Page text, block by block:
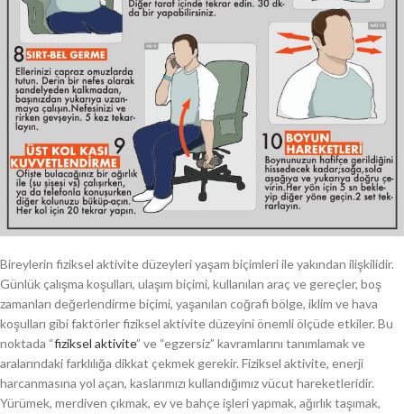
Bireylerin fiziksel aktivite düzeyleri yaşam biçimleri ile yakından ilişkilidir.
Günlük çalışma koşulları, ulaşım biçimi, kullanılan araç ve gereçler, boş
zamanları değerlendirme biçimi, yaşanılan coğrafi bölge, iklim ve hava
koşulları gibi faktörler fiziksel aktivite düzeyini önemli ölçüde etkiler. Bu
noktada “fiziksel aktivite” ve “egzersiz” kavramlarını tanımlamak ve
aralarındaki farklılığa dikkat çekmek gerekir. Fiziksel aktivite, enerji
harcanmasına yol açan, kaslarımızı kullandığımız vücut hareketleridir.
Yürümek, merdiven çıkmak, ev ve bahçe işleri yapmak, ağırlık taşımak,